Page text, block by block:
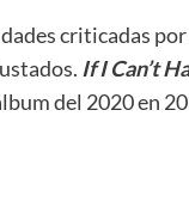
criticadas
If I Can’t
del 2020 en